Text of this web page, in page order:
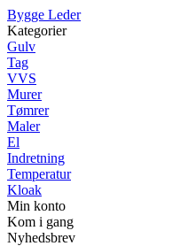
Bygge Leder
Kategorier
Gulv
Tag
VVS
Murer
Tømrer
Maler
El
Indretning
Temperatur
Kloak
Min konto
Kom i gang
Nyhedsbrev